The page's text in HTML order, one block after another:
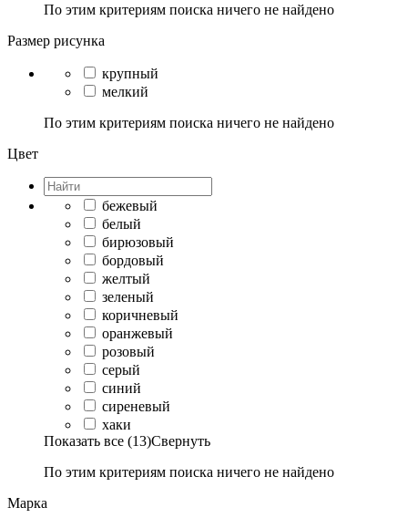
По этим критериям поиска ничего не найдено
Размер рисунка
крупный
мелкий
По этим критериям поиска ничего не найдено
Цвет
бежевый
белый
бирюзовый
бордовый
желтый
зеленый
коричневый
оранжевый
розовый
серый
синий
сиреневый
хаки
Показать все (13)Свернуть
По этим критериям поиска ничего не найдено
Марка